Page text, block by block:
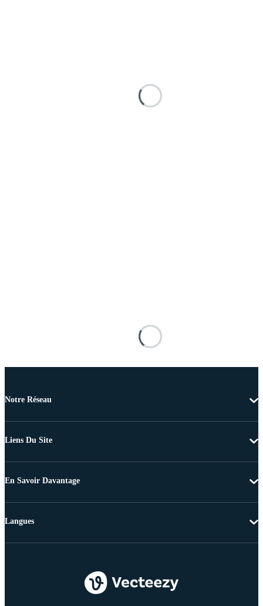
Notre Réseau
Liens Du Site
En Savoir Davantage
Langues